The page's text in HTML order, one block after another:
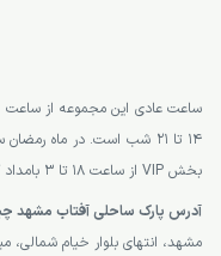
بخش VIP از ساعت 18 تا 3 بامداد کار می کند.
آدرس پارک ساحلی آفتاب مشهد
مشهد، انتهای بلوار خیام شمالی،